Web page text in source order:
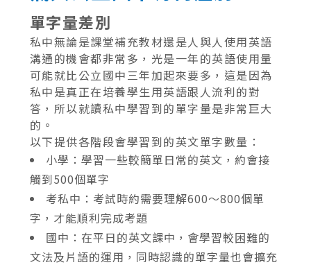
單字量差別
私中無論是課堂補充教材還是人與人使用英語
溝通的機會都非常多，光是一年的英語使用量
可能就比公立國中三年加起來要多，這是因為
私中是真正在培養學生用英語跟人流利的對
答，所以就讀私中學習到的單字量是非常巨大
的。
以下提供各階段會學習到的英文單字數量：
小學：學習一些較簡單日常的英文，約會接
觸到500個單字
考私中：考試時約需要理解600～800個單
字，才能順利完成考題
國中：在平日的英文課中，會學習較困難的
文法及片語的運用，同時認識的單字量也會擴充